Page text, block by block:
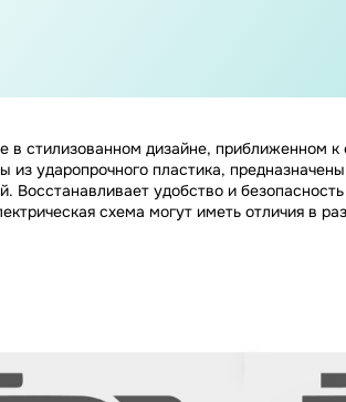
стилизованном дизайне, приближенном к
ударопрочного пластика,
Восстанавливает удобство и
схема могут иметь отличия в
в сборе на
Хомуты на